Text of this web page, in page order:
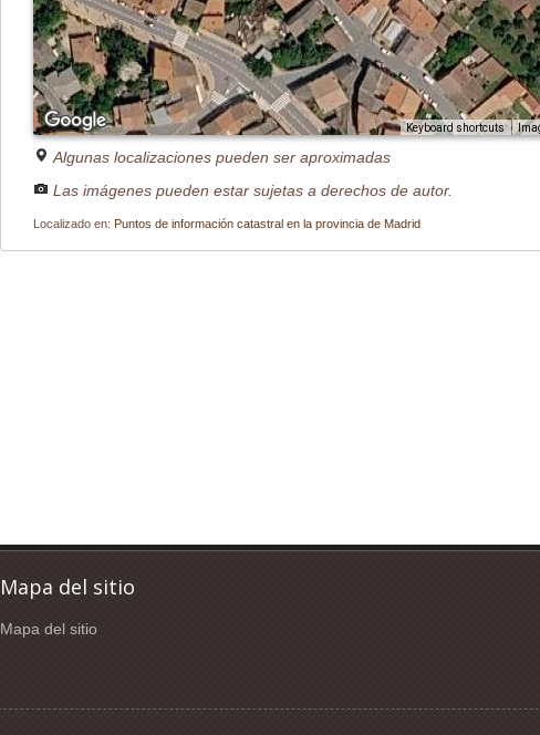
Keyboard shortcuts
Algunas localizaciones pueden ser aproximadas
Las imágenes pueden estar sujetas a derechos de autor.
Localizado en: Puntos de información catastral en la provincia de Madrid
Mapa del sitio
Mapa del sitio